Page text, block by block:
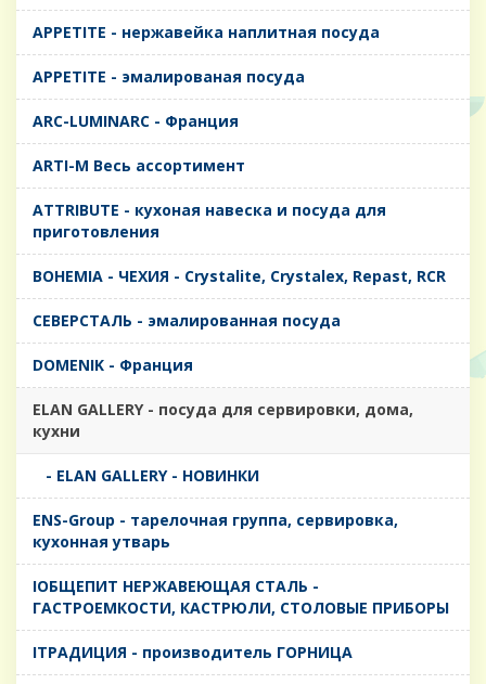
APPETITE - нержавейка наплитная посуда
APPETITE - эмалированая посуда
ARC-LUMINARC - Франция
ARTI-M Весь ассортимент
ATTRIBUTE - кухоная навеска и посуда для
приготовления
BOHEMIA - ЧЕХИЯ - Crystalite, Crystalex, Repast, RCR
CЕВЕРСТАЛЬ - эмалированная посуда
DOMENIK - Франция
ELAN GALLERY - посуда для сервировки, дома,
кухни
- ELAN GALLERY - НОВИНКИ
ENS-Group - тарелочная группа, сервировка,
кухонная утварь
IОБЩЕПИТ НЕРЖАВЕЮЩАЯ СТАЛЬ -
ГАСТРОЕМКОСТИ, КАСТРЮЛИ, СТОЛОВЫЕ ПРИБОРЫ
IТРАДИЦИЯ - производитель ГОРНИЦА